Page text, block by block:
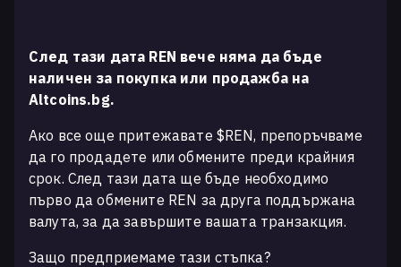
След тази дата REN вече няма да бъде
наличен за покупка или продажба на
Altcoins.bg.
Ако все още притежавате $REN, препоръчваме
да го продадете или обмените преди крайния
срок. След тази дата ще бъде необходимо
първо да обмените REN за друга поддържана
валута, за да завършите вашата транзакция.
Защо предприемаме тази стъпка?